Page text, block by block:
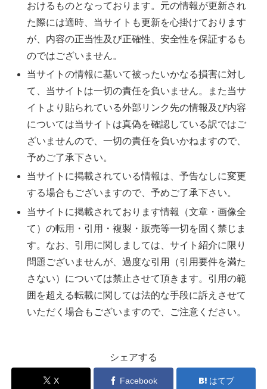
おけるものとなっております。元の情報が更新され
た際には適時、当サイトも更新を心掛けております
が、内容の正当性及び正確性、安全性を保証するも
のではございません。
当サイトの情報に基いて被ったいかなる損害に対し
て、当サイトは一切の責任を負いません。また当サ
イトより貼られている外部リンク先の情報及び内容
については当サイトは真偽を確認している訳ではご
ざいませんので、一切の責任を負いかねますので、
予めご了承下さい。
当サイトに掲載されている情報は、予告なしに変更
する場合もございますので、予めご了承下さい。
当サイトに掲載されております情報（文章・画像全
て）の転用・引用・複製・販売等一切を固く禁じま
す。なお、引用に関しましては、サイト紹介に限り
問題ございませんが、過度な引用（引用要件を満た
さない）については禁止させて頂きます。引用の範
囲を超える転載に関しては法的な手段に訴えさせて
いただく場合もございますので、ご注意ください。
シェアする
X Facebook はてブ